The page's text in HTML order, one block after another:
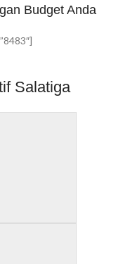
Budget Anda
Salatiga